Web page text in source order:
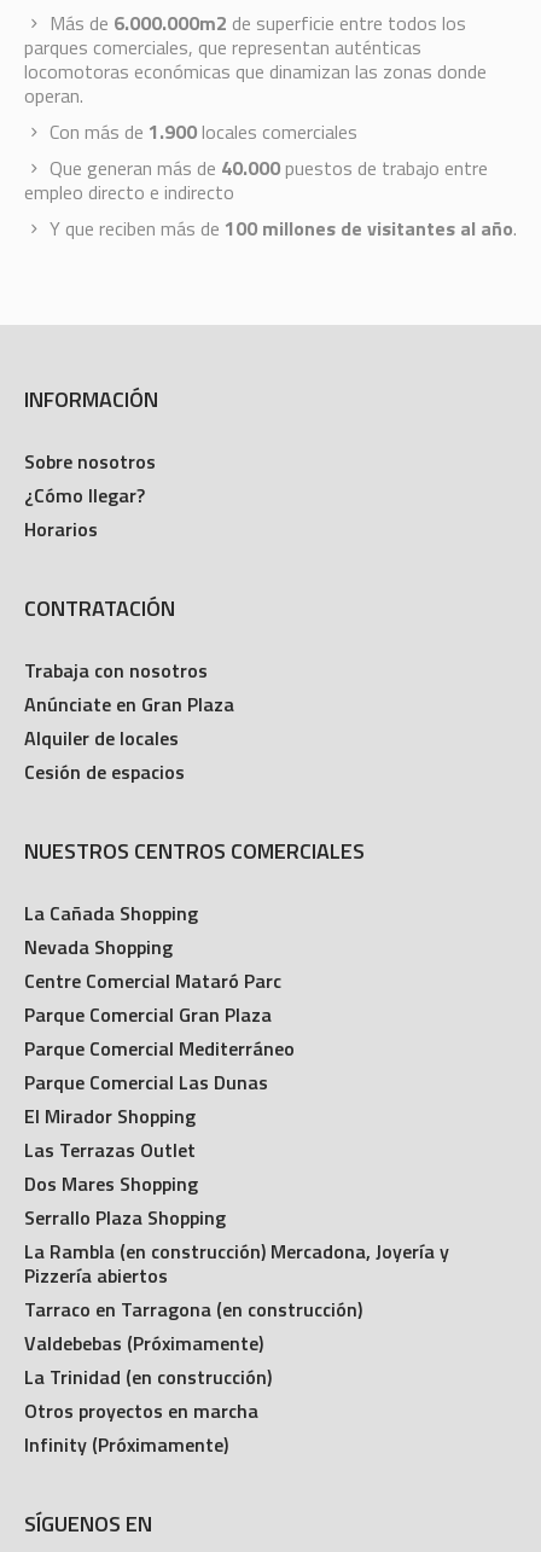
Más de 6.000.000m2 de superficie entre todos los
parques comerciales, que representan auténticas
locomotoras económicas que dinamizan las zonas donde
operan.
Con más de 1.900locales comerciales
Que generan más de 40.000puestos de trabajo entre
empleo directo e indirecto
Y que reciben más de 100 millones de visitantes al año.
INFORMACIÓN
Sobre nosotros
¿Cómo llegar?
Horarios
CONTRATACIÓN
Trabaja con nosotros
Anúnciate en Gran Plaza
Alquiler de locales
Cesión de espacios
NUESTROS CENTROS COMERCIALES
La Cañada Shopping
Nevada Shopping
Centre Comercial Mataró Parc
Parque Comercial Gran Plaza
Parque Comercial Mediterráneo
Parque Comercial Las Dunas
El Mirador Shopping
Las Terrazas Outlet
Dos Mares Shopping
Serrallo Plaza Shopping
La Rambla (en construcción) Mercadona, Joyería y
Pizzería abiertos
Tarraco en Tarragona (en construcción)
Valdebebas (Próximamente)
La Trinidad (en construcción)
Otros proyectos en marcha
Infinity (Próximamente)
SÍGUENOS EN